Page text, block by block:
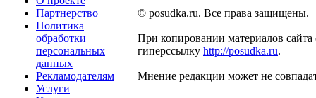
Партнерство
Политика
обработки
персональных
данных
Рекламодателям
Услуги
© posudka.ru. Все права защищены.
При копировании материалов сайта
гиперссылку http://posudka.ru.
Мнение редакции может не